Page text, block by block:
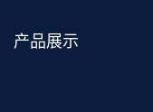
产品展示